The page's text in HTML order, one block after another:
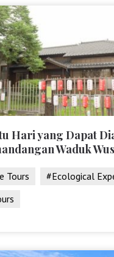
Hari yang Dapat
Waduk
Tours
#Ecological